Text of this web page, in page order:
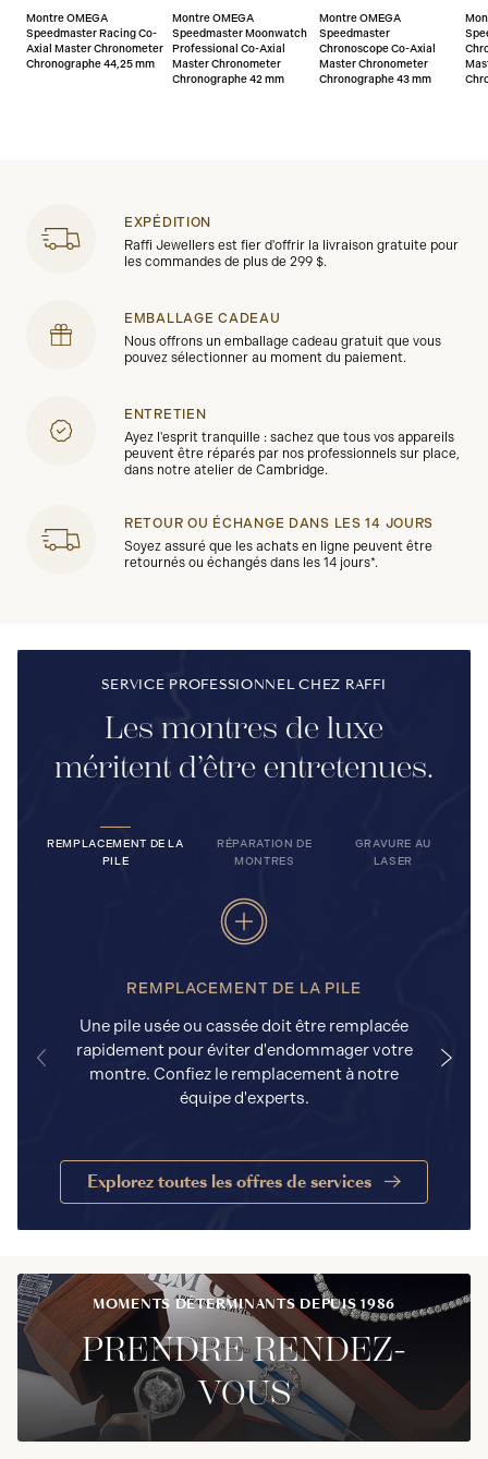
Montre OMEGA
Speedmaster Racing Co-
Axial Master Chronometer
Chronographe 44,25 mm
Montre OMEGA
Speedmaster Moonwatch
Professional Co-Axial
Master Chronometer
Chronographe 42 mm
Montre OMEGA
Speedmaster
Chronoscope Co-Axial
Master Chronometer
Chronographe 43 mm
EXPÉDITION
Raffi Jewellers est fier d'offrir la livraison gratuite pour
les commandes de plus de 299 $.
EMBALLAGE CADEAU
Nous offrons un emballage cadeau gratuit que vous
pouvez sélectionner au moment du paiement.
ENTRETIEN
Ayez l'esprit tranquille : sachez que tous vos appareils
peuvent être réparés par nos professionnels sur place,
dans notre atelier de Cambridge.
RETOUR OU ÉCHANGE DANS LES 14 JOURS
Soyez assuré que les achats en ligne peuvent être
retournés ou échangés dans les 14 jours*.
SERVICE PROFESSIONNEL CHEZ RAFFI
Les montres de luxe
méritent d’être entretenues.
REMPLACEMENT DE LA
PILE
RÉPARATION DE
MONTRES
GRAVURE AU
LASER
REMPLACEMENT DE LA PILE
Une pile usée ou cassée doit être remplacée
rapidement pour éviter d'endommager votre
montre. Confiez le remplacement à notre
équipe d'experts.
Explorez toutes les offres de services
MOMENTS DÉTERMINANTS DEPUIS 1986
PRENDRE RENDEZ-
VOUS